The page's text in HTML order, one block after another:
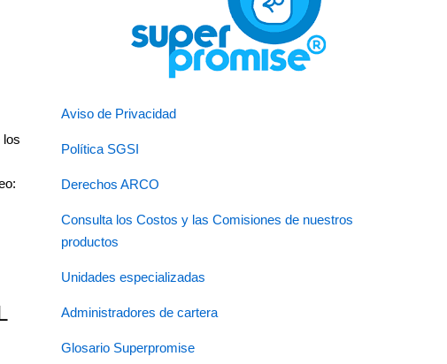
los
Aviso de Privacidad
Política SGSI
Derechos ARCO
Consulta los Costos y las Comisiones de nuestros
productos
Unidades especializadas
Administradores de cartera
Glosario Superpromise